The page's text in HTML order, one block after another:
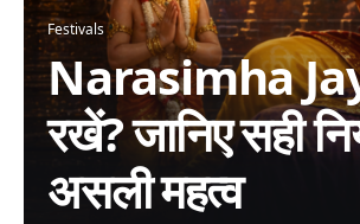
Festivals
Narasimha
रखें? जानिए सही
असली महत्व